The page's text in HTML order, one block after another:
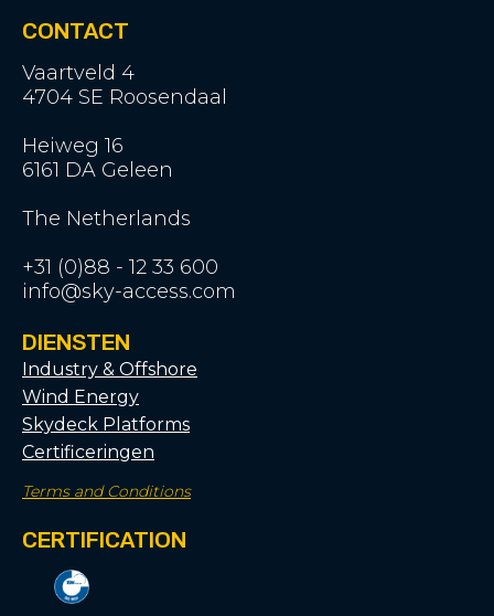
CONTACT
Vaartveld 4
4704 SE Roosendaal
Heiweg 16
6161 DA Geleen
The Netherlands
+31 (0)88 - 12 33 600
info@sky-access.com
DIENSTEN
Industry & Offshore
Wind Energy
Skydeck Platforms
Certificeringen
Terms and Conditions
CERTIFICATION